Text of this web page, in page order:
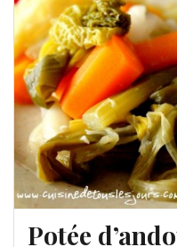
Potée